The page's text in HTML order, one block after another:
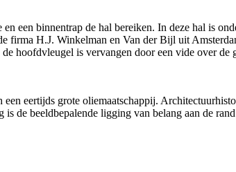
een binnentrap de hal bereiken. In deze hal is
firma H.J. Winkelman en Van der Bijl uit
hoofdvleugel is vervangen door een vide over
eertijds grote oliemaatschappij.
de beeldbepalende ligging van belang aan de